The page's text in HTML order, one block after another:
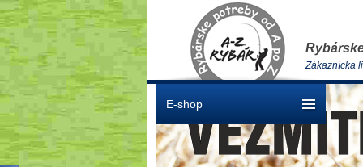
Zákaznícka
E-shop